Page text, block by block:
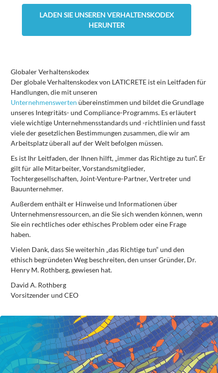
LADEN SIE UNSEREN VERHALTENSKODEX
HERUNTER
Globaler Verhaltenskodex
Der globale Verhaltenskodex von LATICRETE ist ein Leitfaden für
Handlungen, die mit unseren
Unternehmenswerten übereinstimmen und bildet die Grundlage
unseres Integritäts- und Compliance-Programms. Es erläutert
viele wichtige Unternehmensstandards und -richtlinien und fasst
viele der gesetzlichen Bestimmungen zusammen, die wir am
Arbeitsplatz überall auf der Welt befolgen müssen.
Es ist Ihr Leitfaden, der Ihnen hilft, „immer das Richtige zu tun“. Er
gilt für alle Mitarbeiter, Vorstandsmitglieder,
Tochtergesellschaften, Joint-Venture-Partner, Vertreter und
Bauunternehmer.
Außerdem enthält er Hinweise und Informationen über
Unternehmensressourcen, an die Sie sich wenden können, wenn
Sie ein rechtliches oder ethisches Problem oder eine Frage
haben.
Vielen Dank, dass Sie weiterhin „das Richtige tun“ und den
ethisch begründeten Weg beschreiten, den unser Gründer, Dr.
Henry M. Rothberg, gewiesen hat.
David A. Rothberg
Vorsitzender und CEO